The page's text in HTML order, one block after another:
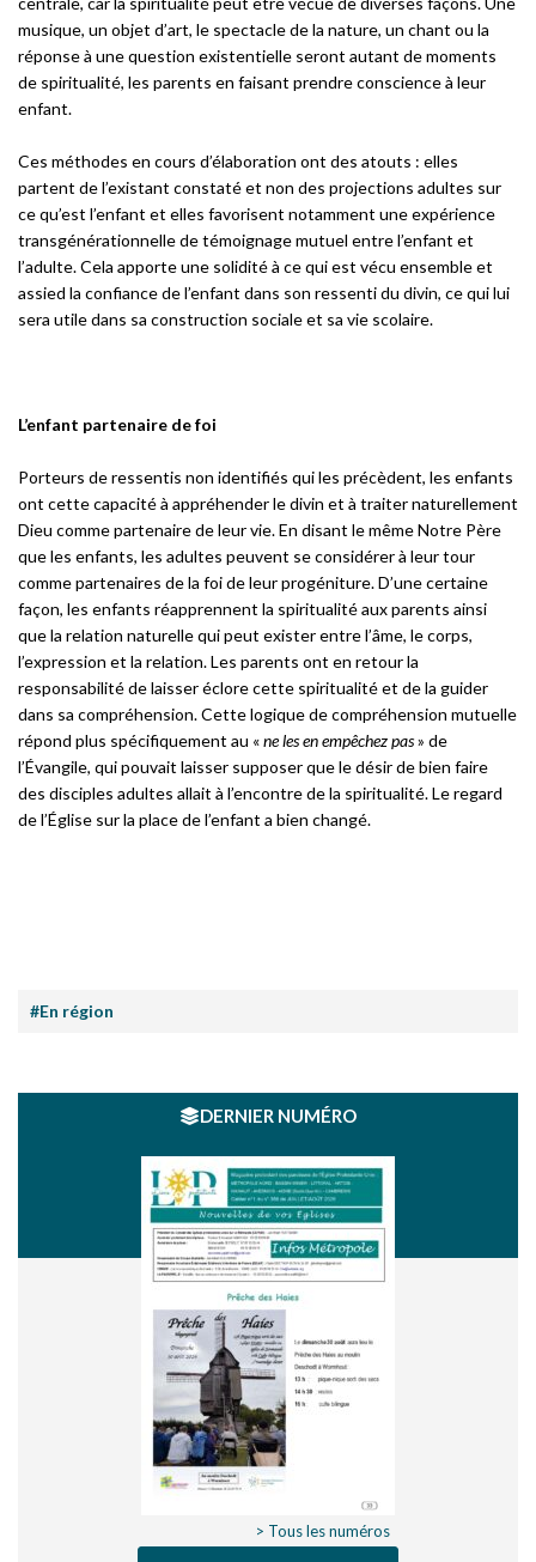
musique, un objet d’art, le spectacle de la nature, un chant ou la
réponse à une question existentielle seront autant de moments
de spiritualité, les parents en faisant prendre conscience à leur
enfant.
Ces méthodes en cours d’élaboration ont des atouts : elles
partent de l’existant constaté et non des projections adultes sur
ce qu’est l’enfant et elles favorisent notamment une expérience
transgénérationnelle de témoignage mutuel entre l’enfant et
l’adulte. Cela apporte une solidité à ce qui est vécu ensemble et
assied la confiance de l’enfant dans son ressenti du divin, ce qui lui
sera utile dans sa construction sociale et sa vie scolaire.
L’enfant partenaire de foi
Porteurs de ressentis non identifiés qui les précèdent, les enfants
ont cette capacité à appréhender le divin et à traiter naturellement
Dieu comme partenaire de leur vie. En disant le même Notre Père
que les enfants, les adultes peuvent se considérer à leur tour
comme partenaires de la foi de leur progéniture. D’une certaine
façon, les enfants réapprennent la spiritualité aux parents ainsi
que la relation naturelle qui peut exister entre l’âme, le corps,
l’expression et la relation. Les parents ont en retour la
responsabilité de laisser éclore cette spiritualité et de la guider
dans sa compréhension. Cette logique de compréhension mutuelle
répond plus spécifiquement au «ne les en empêchez pas» de
l’Évangile, qui pouvait laisser supposer que le désir de bien faire
des disciples adultes allait à l’encontre de la spiritualité. Le regard
de l’Église sur la place de l’enfant a bien changé.
#En région
DERNIER NUMÉRO
> Tous les numéros